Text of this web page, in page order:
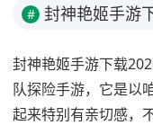
# 封神艳姬手游
封神艳姬手游下载
队探险手游，它是以
起来特别有亲切感，